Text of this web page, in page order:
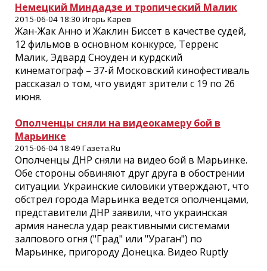
Немецкий Миндадзе и тропический Малик
2015-06-04 18:30 Игорь Карев
Жан-Жак Анно и Жаклин Биссет в качестве судей,
12 фильмов в основном конкурсе, Терренс
Малик, Эдвард Сноуден и курдский
кинематограф – 37-й Московский кинофестиваль
рассказал о том, что увидят зрители с 19 по 26
июня.
Ополченцы сняли на видеокамеру бой в
Марьинке
2015-06-04 18:49 Газета.Ru
Ополченцы ДНР сняли на видео бой в Марьинке.
Обе стороны обвиняют друг друга в обострении
ситуации. Украинские силовики утверждают, что
обстрел города Марьинка ведется ополченцами,
представители ДНР заявили, что украинская
армия нанесла удар реактивными системами
залпового огня ("Град" или "Ураган") по
Марьинке, пригороду Донецка. Видео Ruptly